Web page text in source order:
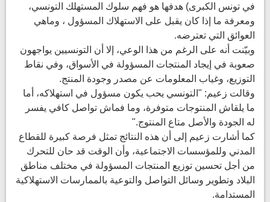
في تونس الكبرى) هدفها هو فهم سلوك المستهلك التونسي،
ومعرفة ما إذا كان يقبل على الاستهلاك المسؤول ، وماهي
العوائق التي تعترضه.
وبيّنت أنه على الرغم من هذا الوعي، إلا أن التونسيين يواجهون
صعوبة في إيجاد المنتجات المسؤولة في الأسواق، وفي نقاط
التوزيع، وغياب المعلومات عن مصدر وجودة المنتج.
وقالت زعيم: "التونسي يحب يكون مسؤول في استهلاكه، أما
ما يلقاش المنتوجات متوفرة، وما فماش تواصل كافي يفسر
له الجودة والأصل متاع المنتوج."
كما أشارت زعيم إلى أن هذه النتائج تمثل فرصة كبيرة للقطاع
المدني وللمؤسسات الاجتماعية، وأن الوقت قد حان للتحرك
من أجل تحسين توزيع المنتجات المسؤولة في مختلف مناطق
البلاد وتطوير وسائل التواصل والتوعية بالممارسات الاستهلاكية
المستدامة.